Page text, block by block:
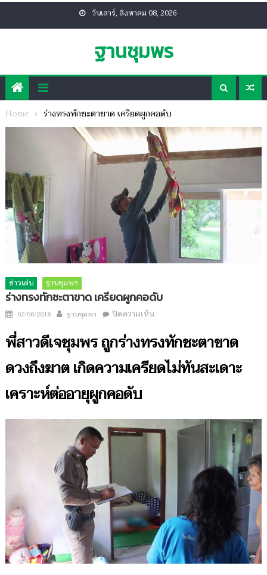
วันเสาร์, สิงหาคม 08, 2026
ฐานชุมพร
Home ร่างทรงทักชะตาขาด เครียดผูกคอดับ
ข่าวเด่น ฐานชุมพร
ร่างทรงทักชะตาขาด เครียดผูกคอดับ
Posted
02/06/2018 Author
ฐานชุมพร ปิดความเห็นบน
ทรง
ชะตา
คอ
ดับ
พี่สาวดีเจชุมพร ถูกร่างทรงทักชะตาขาด
ดวงถึงฆาต เกิดความเครียดไม่ทันสะเดาะ
เคราะห์ต่ออายุผูกคอดับ